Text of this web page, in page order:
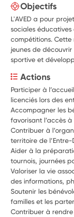
Objectifs
L'AVED a pour
sociales
compétitions. Cette
jeunes de
sportive et
Actions
Participer à
licenciés lors des
Accompagner les
favorisant l’accès
Contribuer à
territoire de
Aider à la
tournois, journées
Valoriser la vie
des informations,
Soutenir les
familles et les
Contribuer à